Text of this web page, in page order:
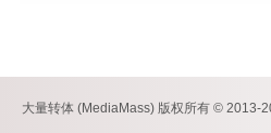
大量转体 (MediaMass) 版权所有 © 2013-